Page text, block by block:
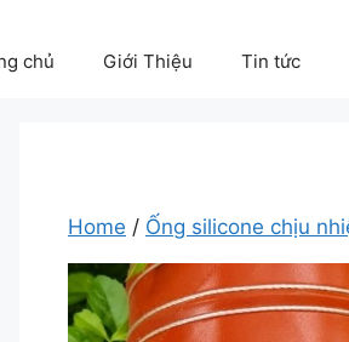
chủ Giới Thiệu Tin tức
Home / Ống silicone chịu